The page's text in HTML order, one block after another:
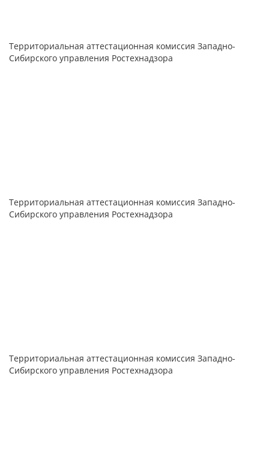
Территориальная аттестационная комиссия Западно-
Сибирского управления Ростехнадзора
Территориальная аттестационная комиссия Западно-
Сибирского управления Ростехнадзора
Территориальная аттестационная комиссия Западно-
Сибирского управления Ростехнадзора